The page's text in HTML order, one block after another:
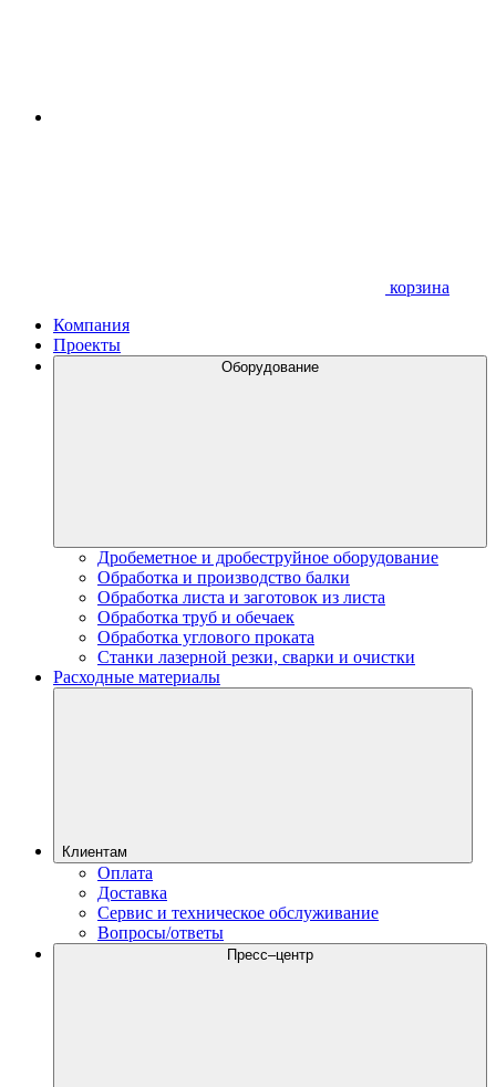
корзина
Компания
Проекты
Оборудование
Дробеметное и дробеструйное оборудование
Обработка и производство балки
Обработка листа и заготовок из листа
Обработка труб и обечаек
Обработка углового проката
Станки лазерной резки, сварки и очистки
Расходные материалы
Клиентам
Оплата
Доставка
Сервис и техническое обслуживание
Вопросы/ответы
Пресс–центр